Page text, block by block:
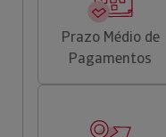
Prazo Médio de
Pagamentos